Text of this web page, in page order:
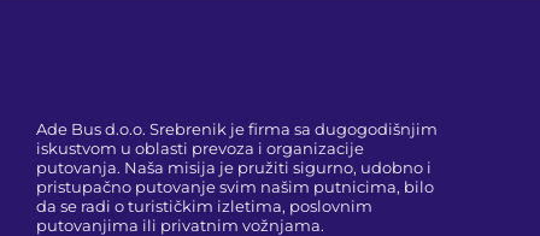
Ade Bus d.o.o. Srebrenik je firma sa dugogodišnjim
iskustvom u oblasti prevoza i organizacije
putovanja. Naša misija je pružiti sigurno, udobno i
pristupačno putovanje svim našim putnicima, bilo
da se radi o turističkim izletima, poslovnim
putovanjima ili privatnim vožnjama.